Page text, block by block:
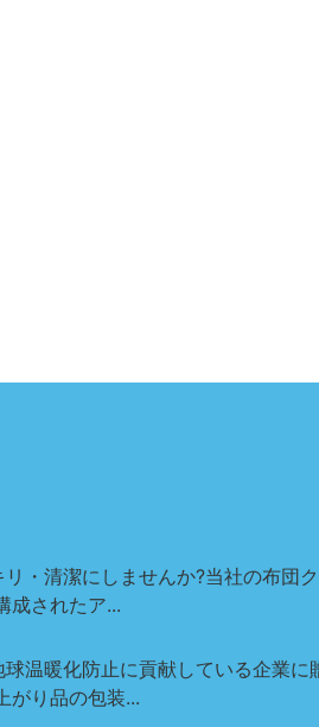
・清潔にしませんか?当社の布団
成されたア...
温暖化防止に貢献している企業
がり品の包装...